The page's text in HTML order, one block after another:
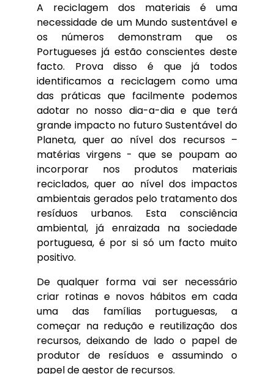
A reciclagem dos materiais é uma
necessidade de um Mundo sustentável e
os números demonstram que os
Portugueses já estão conscientes deste
facto. Prova disso é que já todos
identificamos a reciclagem como uma
das práticas que facilmente podemos
adotar no nosso dia-a-dia e que terá
grande impacto no futuro Sustentável do
Planeta, quer ao nível dos recursos –
matérias virgens - que se poupam ao
incorporar nos produtos materiais
reciclados, quer ao nível dos impactos
ambientais gerados pelo tratamento dos
resíduos urbanos. Esta consciência
ambiental, já enraizada na sociedade
portuguesa, é por si só um facto muito
positivo.
De qualquer forma vai ser necessário
criar rotinas e novos hábitos em cada
uma das famílias portuguesas, a
começar na redução e reutilização dos
recursos, deixando de lado o papel de
produtor de resíduos e assumindo o
papel de gestor de recursos.